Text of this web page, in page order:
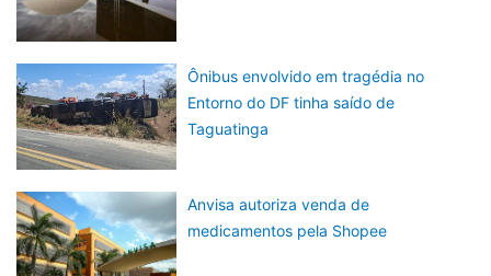
Ônibus envolvido em tragédia no
Entorno do DF tinha saído de
Taguatinga
Anvisa autoriza venda de
medicamentos pela Shopee